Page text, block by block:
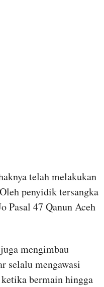
telah melakukan
penyidik tersangka
Pasal 47 Qanun Aceh
mengimbau
selalu mengawasi
bermain hingga